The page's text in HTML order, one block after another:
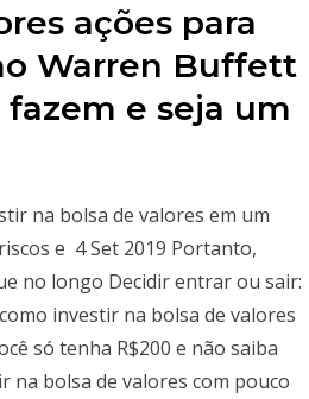
ações para
Warren Buffett
e seja um
na bolsa de valores em um
e 4 Set 2019 Portanto,
no longo Decidir entrar ou sair:
investir na bolsa de valores
só tenha R$200 e não saiba
na bolsa de valores com pouco